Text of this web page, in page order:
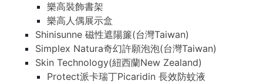
樂高裝飾書架
樂高人偶展示盒
Shinisunne 磁性遮陽簾(台灣Taiwan)
Simplex Natura奇幻許願泡泡(台灣Taiwan)
Skin Technology(紐西蘭New Zealand)
Protect派卡瑞丁Picaridin 長效防蚊液